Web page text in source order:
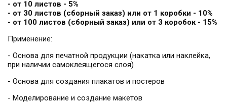
- от 10 листов - 5%
- от 30 листов (сборный заказ) или от 1 коробки - 10%
- от 100 листов (сборный заказ) или от 3 коробок - 15%
Применение:
- Основа для печатной продукции (накатка или наклейка,
при наличии самоклеящегося слоя)
- Основа для создания плакатов и постеров
- Моделирование и создание макетов